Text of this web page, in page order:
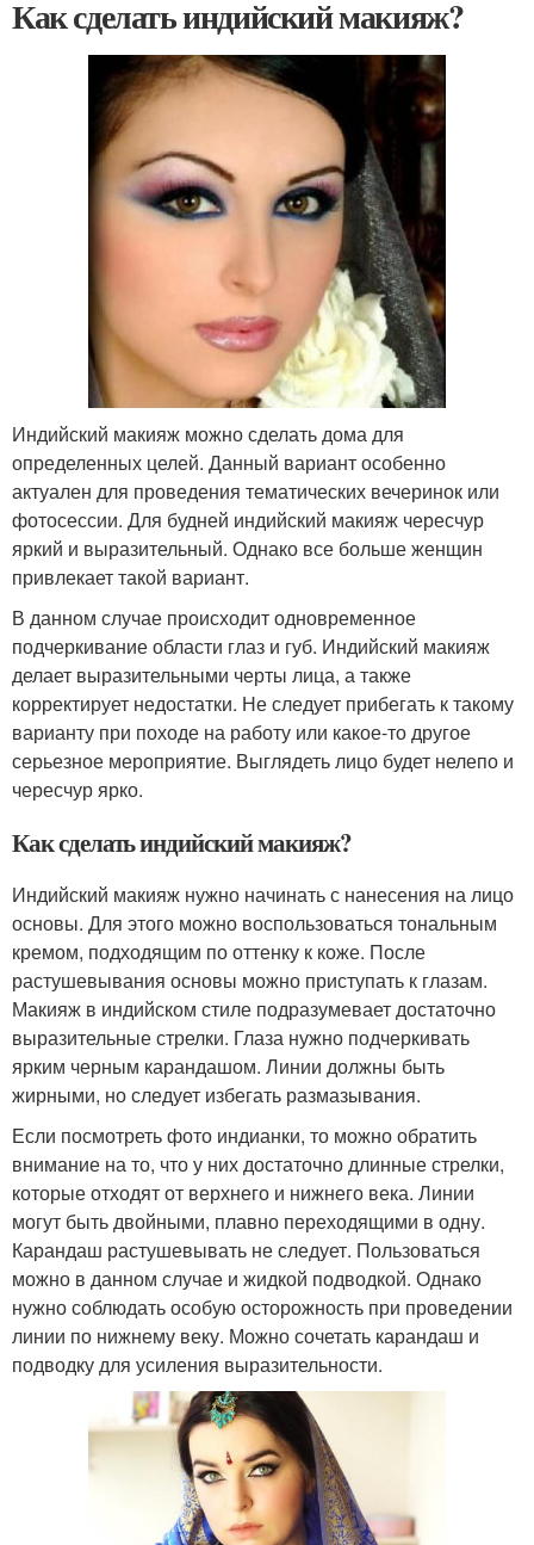
Как сделать индийский макияж?
Индийский макияж можно сделать дома для
определенных целей. Данный вариант особенно
актуален для проведения тематических вечеринок или
фотосессии. Для будней индийский макияж чересчур
яркий и выразительный. Однако все больше женщин
привлекает такой вариант.
В данном случае происходит одновременное
подчеркивание области глаз и губ. Индийский макияж
делает выразительными черты лица, а также
корректирует недостатки. Не следует прибегать к такому
варианту при походе на работу или какое-то другое
серьезное мероприятие. Выглядеть лицо будет нелепо и
чересчур ярко.
Как сделать индийский макияж?
Индийский макияж нужно начинать с нанесения на лицо
основы. Для этого можно воспользоваться тональным
кремом, подходящим по оттенку к коже. После
растушевывания основы можно приступать к глазам.
Макияж в индийском стиле подразумевает достаточно
выразительные стрелки. Глаза нужно подчеркивать
ярким черным карандашом. Линии должны быть
жирными, но следует избегать размазывания.
Если посмотреть фото индианки, то можно обратить
внимание на то, что у них достаточно длинные стрелки,
которые отходят от верхнего и нижнего века. Линии
могут быть двойными, плавно переходящими в одну.
Карандаш растушевывать не следует. Пользоваться
можно в данном случае и жидкой подводкой. Однако
нужно соблюдать особую осторожность при проведении
линии по нижнему веку. Можно сочетать карандаш и
подводку для усиления выразительности.